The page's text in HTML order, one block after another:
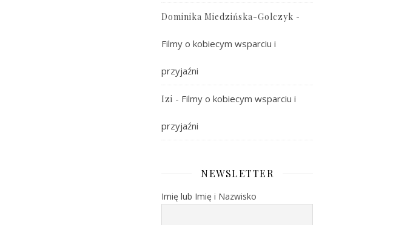
Dominika Miedzińska-Golczyk -
Filmy o kobiecym wsparciu i
przyjaźni
Izi - Filmy o kobiecym wsparciu i
przyjaźni
NEWSLETTER
Imię lub Imię i Nazwisko